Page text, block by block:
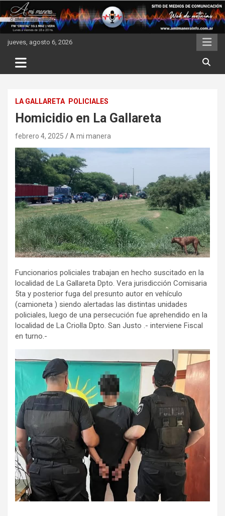
to
content
jueves, agosto 6, 2026
LA GALLARETA POLICIALES
Homicidio en La Gallareta
febrero 4, 2025 A mi manera
Funcionarios policiales trabajan en hecho suscitado en la
localidad de La Gallareta Dpto. Vera jurisdicción Comisaria
5ta y posterior fuga del presunto autor en vehículo
(camioneta ) siendo alertadas las distintas unidades
policiales, luego de una persecución fue aprehendido en la
localidad de La Criolla Dpto. San Justo .- interviene Fiscal
en turno.-